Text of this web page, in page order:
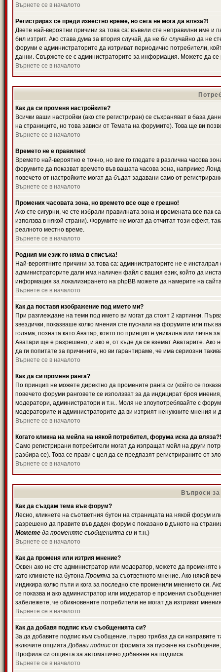
Върнете се в началото
Регистрирах се преди известно време, но сега не мога да вляза?!
Двете най-вероятни причини за това са: въвели сте неправилни име и
бил изтрит. Ако става дума за втория случай, да не би случайно да
форуми е администраторите да изтриват периодично потребители,
данни. Свържете се с администраторите за информация. Можете да се
Върнете се в началото
Как да си променя настройките?
Всички ваши настройки (ако сте регистриран) се съхраняват в база
на страниците, но това зависи от Темата на форумите). Това ще ви
Върнете се в началото
Времето не е правилно!
Времето най-вероятно е точно, но вие го гледате в различна часова
форумите да показват времето във вашата часова зона, например
повечето от настройките могат да бъдат задавани само от
Върнете се в началото
Промених часовата зона, но времето все още е грешно!
Ако сте сигурни, че сте избрали правилната зона и времената все
използва в някой страни). Форумите не могат да отчитат този ефект,
реалното местно време.
Върнете се в началото
Родния ми език го няма в списъка!
Най-вероятните причини за това са: администраторите не е
администраторите дали има наличен файл с вашия език, който да
информация за локализирането на phpBB можете да намерите на
Върнете се в началото
Как да поставя изображение под името ми?
При разглеждане на теми под името ви могат да стоят 2 картинки.
звездички, показваше колко мнения сте пуснали на форумите или пък
голяма, позната като Аватар, която по принцип е уникална или лична
Аватари ще е разрешено, и ако е, от къде да се вземат Аватарите.
да ги попитате за причините, но ви гарантираме, че има сериозни
Върнете се в началото
Как да си променя ранга?
По принцип не можете директно да промените ранга си (който се
повечето форуми ранговете се използват за да индицират броя
модератори, администратори и т.н.. Моля не злоупотребявайте с
модераторите и администраторите да ви изтрият ненужните мнения и
Върнете се в началото
Когато кликна на мейла на някой потребител, форума иска да вляза?!
Само регистрирани потребители могат да изпращат мейл на други
разбира се). Това се прави с цел да се предпазят регистрираните от
Върнете се в началото
Въпроси
Как да създам тема във форум?
Лесно, кликнете на съответния бутон на страницата на някой форум
разрешено да правите във даден форум е показано в дъното на
Можете да променяте съобщенията си и т.н.)
Върнете се в началото
Как да променя или изтрия мнение?
Освен ако не сте администратор или модератор, можете да
като кликнете на бутона Промяна за съответното мнение. Ако някой
индикира колко пъти и кога за последно сте променили мнението си.
се показва и ако администратор или модератор е променил
забележете, че обикновените потребители не могат да изтриват
Върнете се в началото
Как да добавя подпис към съобщенията си?
За да добавите подпис към съобщение, първо трябва да си
включите опциятаДобави подпис от формата за пускане на
Профила си опцията за автоматично добавяне на подписа.
Върнете се в началото